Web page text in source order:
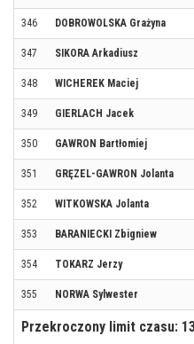
346 DOBROWOLSKA Grażyna
347 SIKORA Arkadiusz
348 WICHEREK Maciej
349 GIERLACH Jacek
350 GAWRON Bartłomiej
351 GRĘZEL-GAWRON Jolanta
352 WITKOWSKA Jolanta
353 BARANIECKI Zbigniew
354 TOKARZ Jerzy
355 NORWA Sylwester
Przekroczony limit czasu: